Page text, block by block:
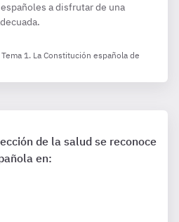
a disfrutar de una
1. La Constitución española de
de la salud se reconoce
en: